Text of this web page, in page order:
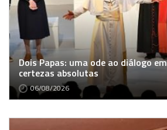
Dois Papas: uma ode ao diálogo
certezas absolutas
06/08/2026